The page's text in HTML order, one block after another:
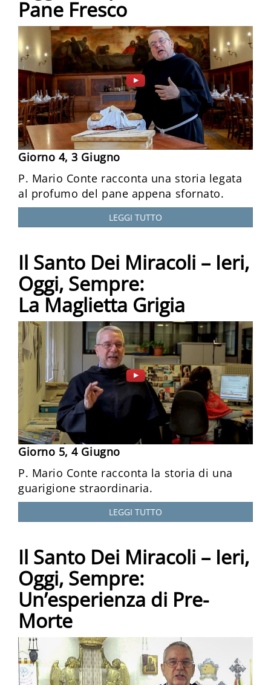
Pane Fresco
Giorno 4, 3 Giugno
P. Mario Conte racconta una storia legata
al profumo del pane appena sfornato.
LEGGI TUTTO
Il Santo Dei Miracoli – Ieri,
Oggi, Sempre:
La Maglietta Grigia
Giorno 5, 4 Giugno
P. Mario Conte racconta la storia di una
guarigione straordinaria.
LEGGI TUTTO
Il Santo Dei Miracoli – Ieri,
Oggi, Sempre:
Un’esperienza di Pre-
Morte